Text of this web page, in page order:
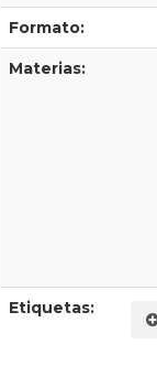
Formato:
Materias:
Etiquetas: